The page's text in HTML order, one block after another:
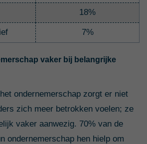
18%
7%
vaker bij belangrijke
ondernemerschap zorgt er niet
zich meer betrokken voelen; ze
vaker aanwezig. 70% van de
ondernemerschap hen hielp om